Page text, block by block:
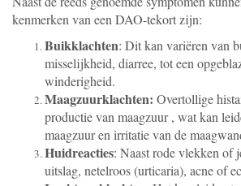
kenmerken van een DAO-tekort zijn:
Buikklachten: Dit kan variëren van
misselijkheid, diarree, tot een
winderigheid.
Maagzuurklachten: Overtollige
productie van maagzuur , wat kan
maagzuur en irritatie van de
Huidreacties: Naast rode vlekken of
uitslag, netelroos (urticaria), acne of